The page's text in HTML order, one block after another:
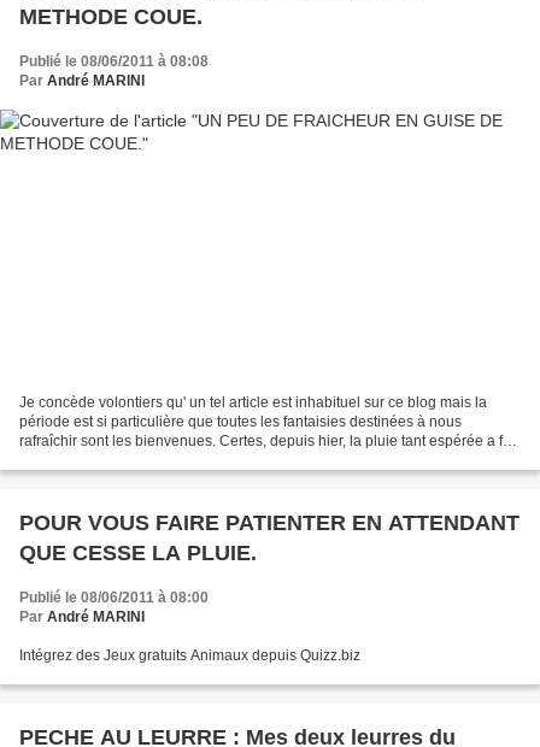
METHODE COUE.
Publié le 08/06/2011 à 08:08
Par André MARINI
Je concède volontiers qu' un tel article est inhabituel sur ce blog mais la
période est si particulière que toutes les fantaisies destinées à nous
rafraîchir sont les bienvenues. Certes, depuis hier, la pluie tant espérée a fait
POUR VOUS FAIRE PATIENTER EN ATTENDANT
QUE CESSE LA PLUIE.
Publié le 08/06/2011 à 08:00
Par André MARINI
Intégrez des Jeux gratuits Animaux depuis Quizz.biz
PECHE AU LEURRE : Mes deux leurres du